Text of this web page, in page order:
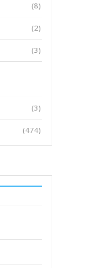
(8)
(2)
(3)
(3)
(474)